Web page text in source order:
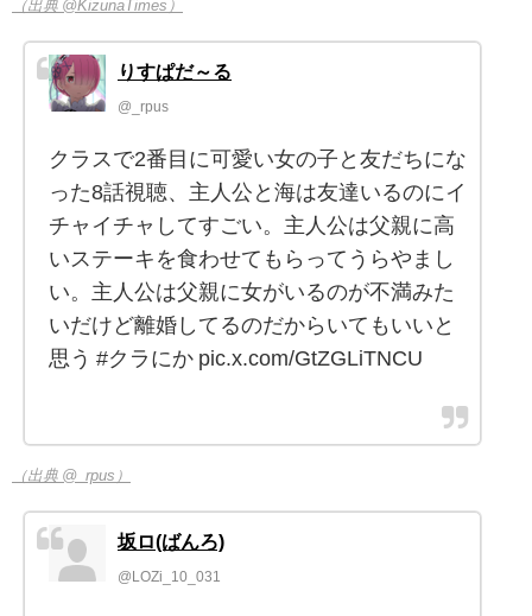
（出典 @KizunaTimes）
りすぱだ～る
@_rpus
クラスで2番目に可愛い女の子と友だちにな
った8話視聴、主人公と海は友達いるのにイ
チャイチャしてすごい。主人公は父親に高
いステーキを食わせてもらってうらやまし
い。主人公は父親に女がいるのが不満みた
いだけど離婚してるのだからいてもいいと
思う #クラにか pic.x.com/GtZGLiTNCU
（出典 @_rpus）
坂ロ(ばんろ)
@LOZi_10_031